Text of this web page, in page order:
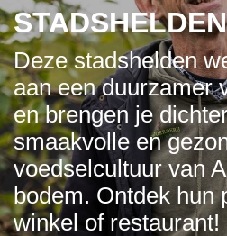
STADSHELDEN
Deze stadshelden
aan een duurzamer
en brengen je
smaakvolle en
voedselcultuur van
bodem. Ontdek hun
winkel of restaurant!